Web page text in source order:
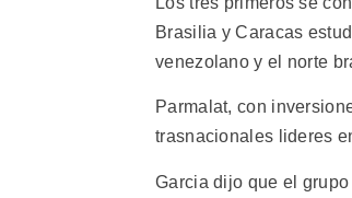
Brasilia y Caracas
venezolano y el norte
Parmalat, con
trasnacionales lideres
Garcia dijo que el